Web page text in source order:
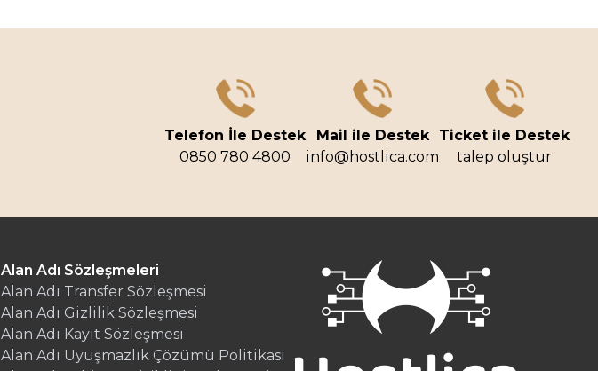
Telefon İle Destek
0850 780 4800
Mail ile Destek
info@hostlica.com
Ticket ile Destek
talep oluştur
Alan Adı Sözleşmeleri
Alan Adı Transfer Sözleşmesi
Alan Adı Gizlilik Sözleşmesi
Alan Adı Kayıt Sözleşmesi
Alan Adı Uyuşmazlık Çözümü Politikası